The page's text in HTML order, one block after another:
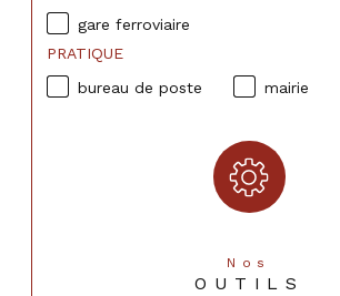
Nos
OUTILS
gare ferroviaire
PRATIQUE
bureau de poste
mairie